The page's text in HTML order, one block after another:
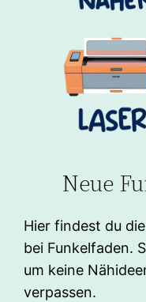
Neue
Hier findest du
bei Funkelfaden.
um keine
verpassen.